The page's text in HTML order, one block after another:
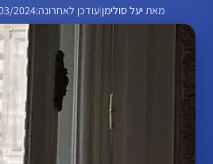
מאתיעל סולימן|עודכן לאחרונה:2024